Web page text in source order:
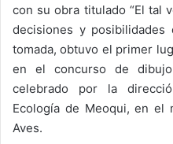
con su obra titulado “El tal
decisiones y
tomada, obtuvo el primer
en el concurso de
celebrado por la
Ecología de Meoqui, en el
Aves.